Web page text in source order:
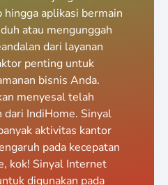
aplikasi bermain
atau mengunggah
dari layanan
penting untuk
bisnis Anda.
menyesal telah
dari IndiHome. Sinyal
aktivitas kantor
pada kecepatan
kok! Sinyal Internet
digunakan pada